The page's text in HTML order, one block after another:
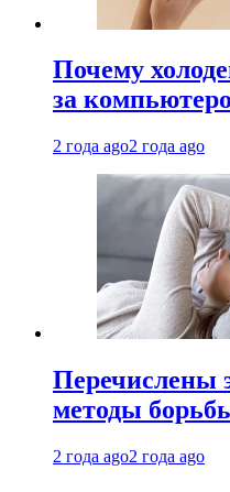
Почему
за
2 года ago2 года ago
Перечислены
методы
2 года ago2 года ago